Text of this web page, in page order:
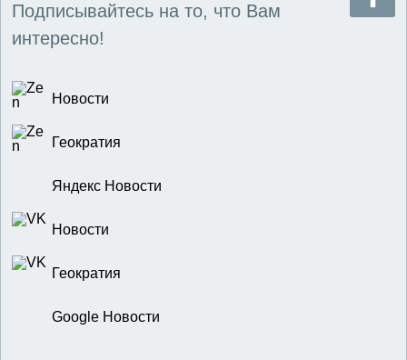
Подписывайтесь на то, что Вам
интересно!
Новости
Геократия
Яндекс Новости
Новости
Геократия
Google Новости